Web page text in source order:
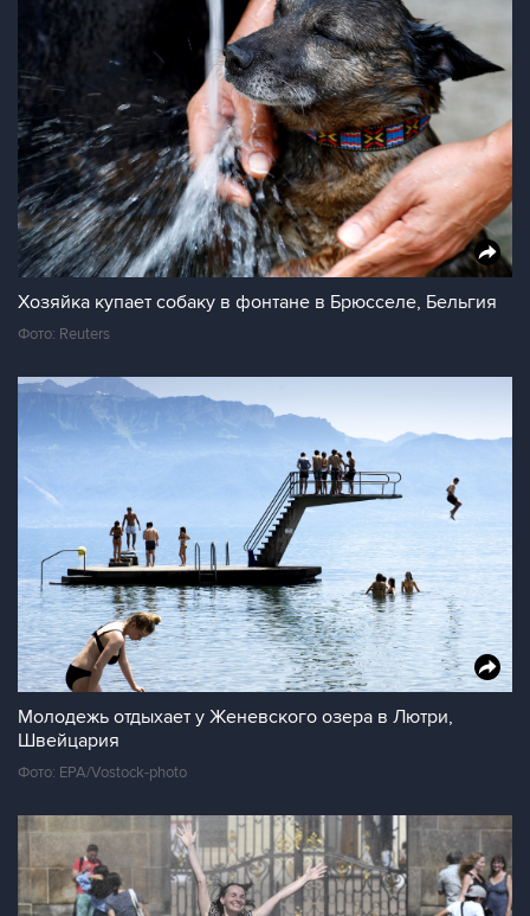
Хозяйка купает собаку в фонтане в Брюсселе, Бельгия
Фото: Reuters
Молодежь отдыхает у Женевского озера в Лютри,
Швейцария
Фото: EPA/Vostock-photo